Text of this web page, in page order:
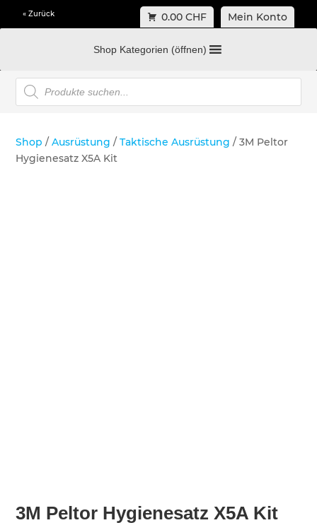
« Zurück 0.00 CHF Mein Konto
Shop Kategorien (öffnen)
Products
search
Shop /Ausrüstung /Taktische Ausrüstung / 3M Peltor
Hygienesatz X5A Kit
3M Peltor Hygienesatz X5A Kit